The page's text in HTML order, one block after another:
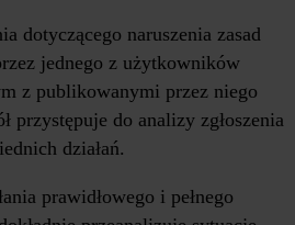
dotyczącego naruszenia zasad
jednego z użytkowników
z publikowanymi przez niego
przystępuje do analizy zgłoszenia
działań.
prawidłowego i pełnego